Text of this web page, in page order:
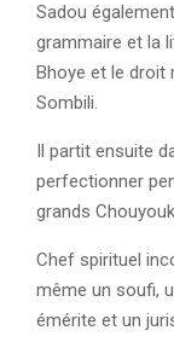
Sadou
grammaire et la
Bhoye et le droit
Sombili.
Il partit ensuite
perfectionner
grands
Chef spirituel
même un soufi,
émérite et un